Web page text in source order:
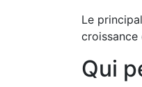
Le
croissance
Qui